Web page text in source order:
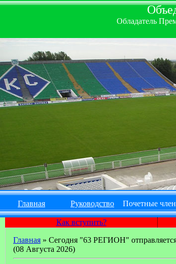
Обладатель
Главная Руководство Почетные
Как вступить?
Главная » Сегодня "63 РЕГИОН"
(08 Августа 2026)